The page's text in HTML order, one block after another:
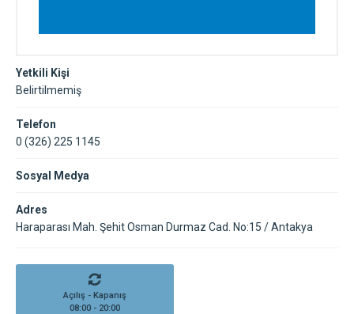
Yetkili Kişi
Belirtilmemiş
Telefon
0 (326) 225 1145
Sosyal Medya
Adres
Haraparası Mah. Şehit Osman Durmaz Cad. No:15 / Antakya
Açılış - Kapanış
08:00 - 20:00